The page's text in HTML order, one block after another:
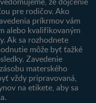
pre rodičov. Ako
príkrmov vám
alebo kvalifikovaným
Ak sa rozhodnete
môže byť ťažké
Zavedenie
materského
vždy pripravovaná,
na etikete, aby sa